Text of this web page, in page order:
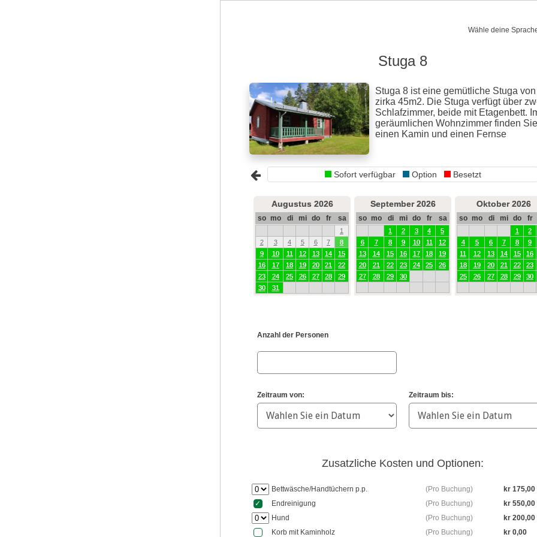
Wähle deine
Stuga 8
Stuga 8 ist eine gemütliche Stuga von
zirka 45m2. Die Stuga verfügt über
Schlafzimmer, beide mit Etagenbett.
geräumlichen Wohnzimmer finden
einen Kamin und einen Fernse
Sofort verfügbar Option Besetzt
Augustus 2026
so mo di mi do fr sa
1
2
3 4 5 6 7
8
9
10 11 12 13 14
15
16
17 18 19 20 21
22
23
24 25 26 27 28
29
30
31
September 2026
so mo di mi do fr sa
1 2 3 4
5
6
7 8 9 10 11
12
13
14 15 16 17 18
19
20
21 22 23 24 25
26
27
28 29 30
Oktober 2026
so mo di mi do fr
1
2
4
5 6 7 8
9
11
12 13 14 15
16
18
19 20 21 22
23
25
26 27 28 29 30
Anzahl der Personen
Zeitraum von: Zeitraum bis:
Zusatzliche Kosten und Optionen:
Bettwäsche/Handtüchern p.p. Pro Buchung
kr 175,00
Endreinigung
Pro Buchung
kr 550,00
Hund
Pro Buchung
kr 200,00
Korb mit Kaminholz
Pro Buchung
kr 0,00